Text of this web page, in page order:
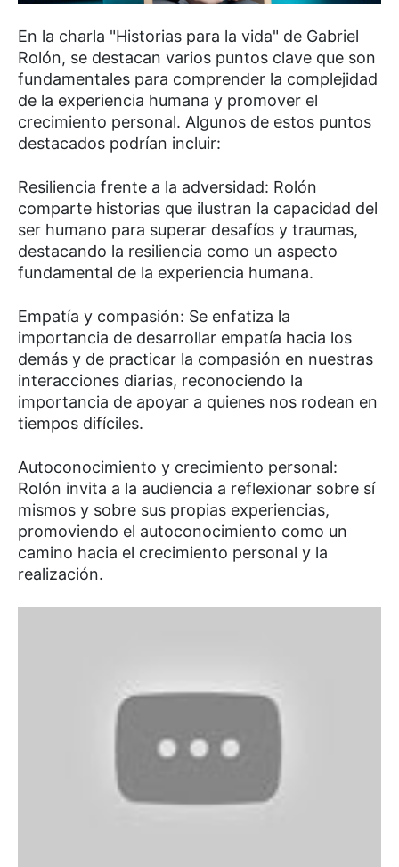
En la charla "Historias para la vida" de Gabriel
Rolón, se destacan varios puntos clave que son
fundamentales para comprender la complejidad
de la experiencia humana y promover el
crecimiento personal. Algunos de estos puntos
destacados podrían incluir:
Resiliencia frente a la adversidad: Rolón
comparte historias que ilustran la capacidad del
ser humano para superar desafíos y traumas,
destacando la resiliencia como un aspecto
fundamental de la experiencia humana.
Empatía y compasión: Se enfatiza la
importancia de desarrollar empatía hacia los
demás y de practicar la compasión en nuestras
interacciones diarias, reconociendo la
importancia de apoyar a quienes nos rodean en
tiempos difíciles.
Autoconocimiento y crecimiento personal:
Rolón invita a la audiencia a reflexionar sobre sí
mismos y sobre sus propias experiencias,
promoviendo el autoconocimiento como un
camino hacia el crecimiento personal y la
realización.